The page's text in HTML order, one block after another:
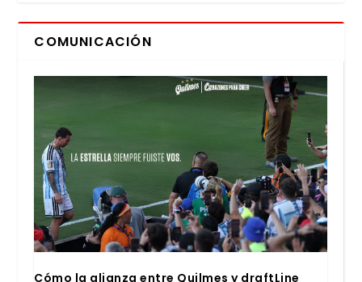
COMUNICACIÓN
Cómo la alian­za entre Quil­mes y draftLi­ne